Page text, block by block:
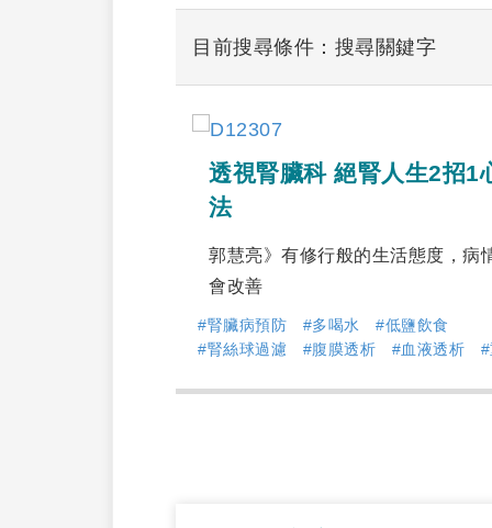
目前搜尋條件：搜尋關鍵字
透視腎臟科 絕腎人生2招1
法
郭慧亮》有修行般的生活態度，病
會改善
#腎臟病預防 #多喝水
#低鹽飲食
#腎絲球過濾
#腹膜透析 #血液透析